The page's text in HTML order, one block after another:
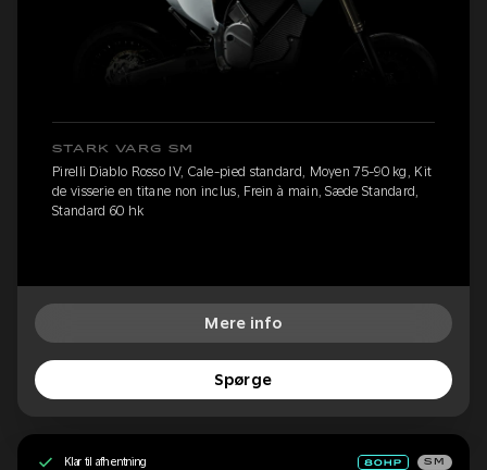
STARK VARG SM
Pirelli Diablo Rosso IV, Cale-pied standard, Moyen 75-90 kg, Kit
de visserie en titane non inclus, Frein à main, Sæde Standard,
Standard 60 hk
Mere info
Spørge
Klar til afhentning SM